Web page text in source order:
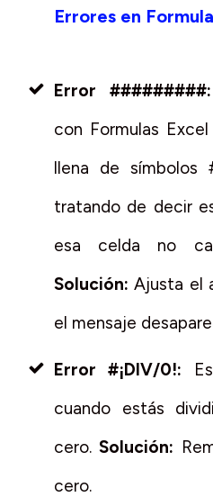
Errores en
Error
con Formulas
llena de
tratando de decir
esa celda no
Solución:Ajusta el
el mensaje
Error #¡DIV/0!:
cuando estás
cero.Solución:
cero.